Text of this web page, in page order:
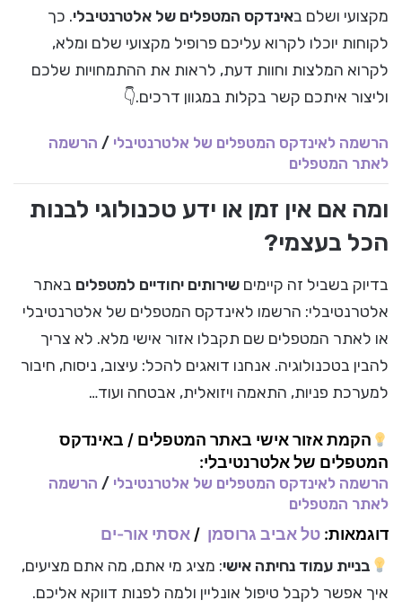
מקצועי ושלם באינדקס המטפלים של אלטרנטיבלי. כך
לקוחות יוכלו לקרוא עליכם פרופיל מקצועי שלם ומלא,
לקרוא המלצות וחוות דעת, לראות את ההתמחויות שלכם
וליצור איתכם קשר בקלות במגוון דרכים.👇
הרשמה לאינדקס המטפלים של אלטרנטיבלי / הרשמה
לאתר המטפלים
ומה אם אין זמן או ידע טכנולוגי לבנות
הכל בעצמי?
בדיוק בשביל זה קיימים שירותים יחודיים למטפלים באתר
אלטרנטיבלי: הרשמו לאינדקס המטפלים של אלטרנטיבלי
או לאתר המטפלים שם תקבלו אזור אישי מלא. לא צריך
להבין בטכנולוגיה. אנחנו דואגים להכל: עיצוב, ניסוח, חיבור
למערכת פניות, התאמה ויזואלית, אבטחה ועוד…
הקמת אזור אישי באתר המטפלים / באינדקס
המטפלים של אלטרנטיבלי:
הרשמה לאינדקס המטפלים של אלטרנטיבלי / הרשמה
לאתר המטפלים
דוגמאות: טל אביב גרוסמן / אסתי אור-ים
בניית עמוד נחיתה אישי: מציג מי אתם, מה אתם מציעים,
איך אפשר לקבל טיפול אונליין ולמה לפנות דווקא אליכם.